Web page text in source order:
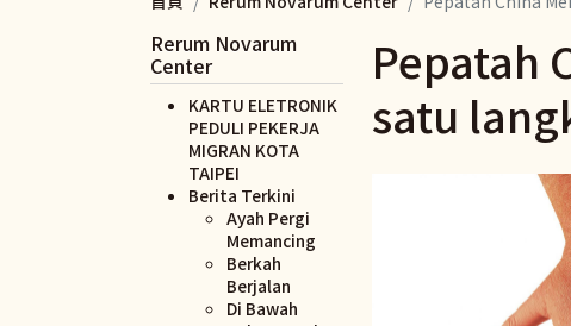
Pepatah
satu
Rerum Novarum
Center
KARTU ELETRONIK
PEDULI PEKERJA
MIGRAN KOTA
TAIPEI
Berita Terkini
Ayah Pergi
Memancing
Berkah
Berjalan
Di Bawah